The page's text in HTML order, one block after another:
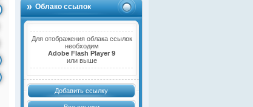
Облако ссылок
Для отображения облака ссылок
необходим
Adobe Flash Player 9
или выше
Добавить ссылку